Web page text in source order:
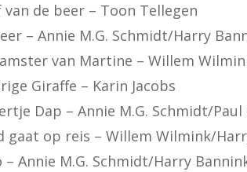
van de beer – Toon Tellegen
– Annie M.G. Schmidt/Harry
van Martine – Willem
Giraffe – Karin Jacobs
Dap – Annie M.G. Schmidt/
gaat op reis – Willem Wilmink/
– Annie M.G. Schmidt/Harry